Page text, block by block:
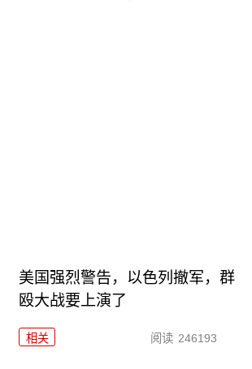
美国强烈警告，以色列撤军，群
殴大战要上演了
相关 阅读 246193